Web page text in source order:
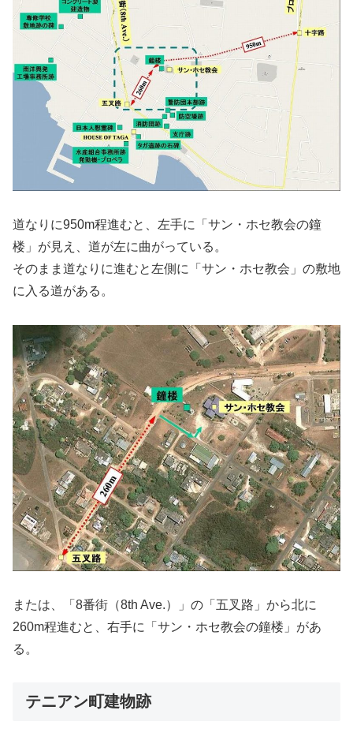
道なりに950m程進むと、左手に「サン・ホセ教会の鐘
楼」が見え、道が左に曲がっている。
そのまま道なりに進むと左側に「サン・ホセ教会」の敷地
に入る道がある。
または、「8番街（8th Ave.）」の「五叉路」から北に
260m程進むと、右手に「サン・ホセ教会の鐘楼」があ
る。
テニアン町建物跡